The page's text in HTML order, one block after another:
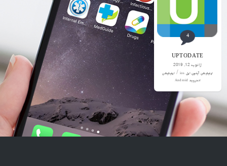
4
UPTODATE
ژانویه 12, 2019
اپلیکیشن آیفون اپل ios / اپلیکیشن
اندروید Android